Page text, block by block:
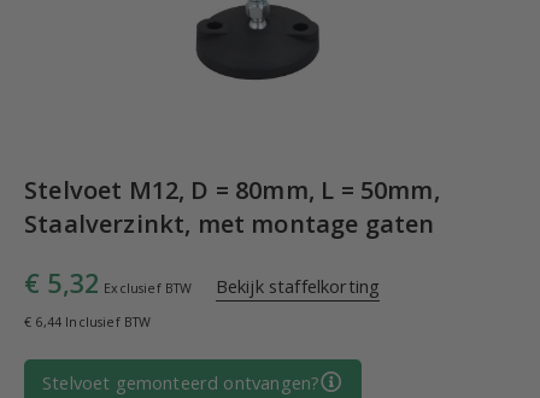
Stelvoet M12, D = 80mm, L = 50mm,
Staalverzinkt, met montage gaten
€ 5,32 Exclusief BTW Bekijk staffelkorting
€ 6,44 Inclusief BTW
Stelvoet gemonteerd ontvangen?